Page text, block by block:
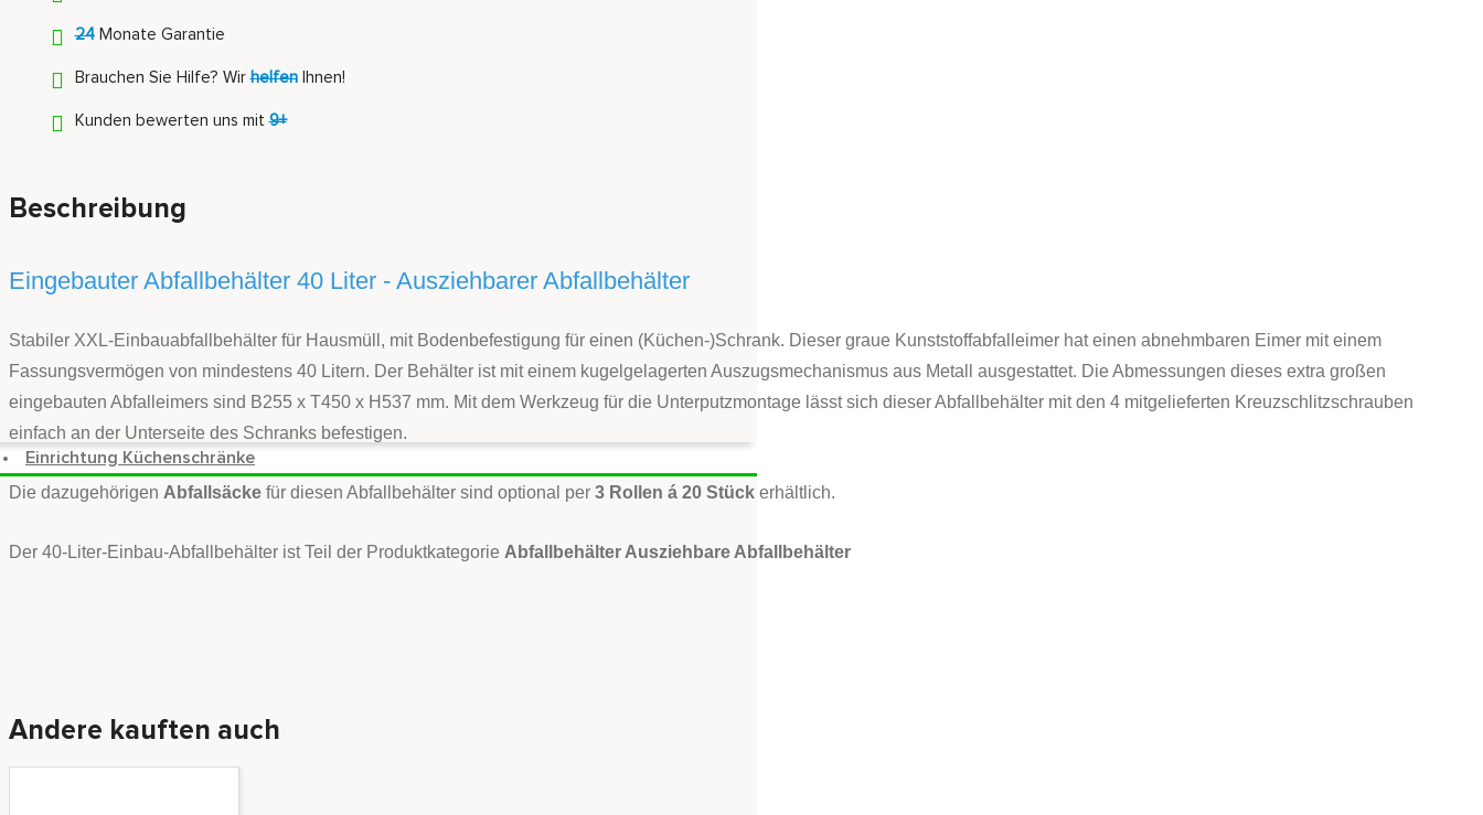
Einrichtung Küchenschränke
24Monate Garantie
Brauchen Sie Hilfe? WirhelfenIhnen!
Kunden bewerten uns mit9+
Beschreibung
Eingebauter Abfallbehälter 40 Liter - Ausziehbarer Abfallbehälter
Stabiler XXL-Einbauabfallbehälter für Hausmüll, mit Bodenbefestigung für einen (Küchen-)Schrank. Dieser graue Kunststoffabfalleimer hat einen abnehmbaren Eimer mit einem
Fassungsvermögen von mindestens 40 Litern. Der Behälter ist mit einem kugelgelagerten Auszugsmechanismus aus Metall ausgestattet. Die Abmessungen dieses extra großen
eingebauten Abfalleimers sind B255 x T450 x H537 mm. Mit dem Werkzeug für die Unterputzmontage lässt sich dieser Abfallbehälter mit den 4 mitgelieferten Kreuzschlitzschrauben
einfach an der Unterseite des Schranks befestigen.
Die dazugehörigen Abfallsäcke für diesen Abfallbehälter sind optional per 3 Rollen á 20 Stück erhältlich.
Der 40-Liter-Einbau-Abfallbehälter ist Teil der Produktkategorie Abfallbehälter Ausziehbare Abfallbehälter
Andere kauften auch